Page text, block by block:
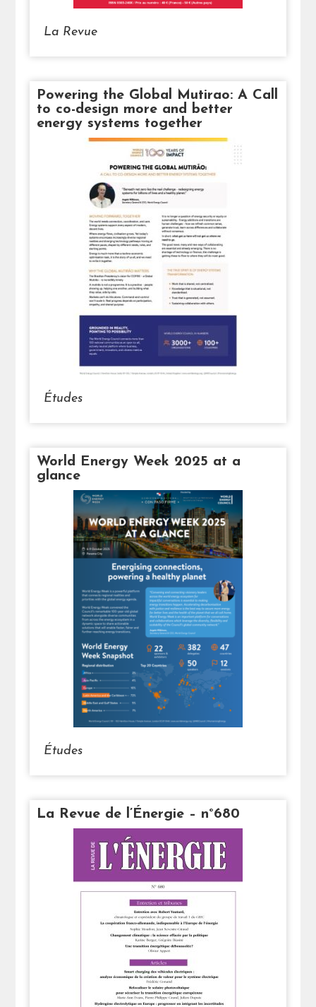
La Revue
Powering the Global Mutirao: A Call
to co-design more and better
energy systems together
Études
World Energy Week 2025 at a
glance
Études
La Revue de l’Énergie – n°680